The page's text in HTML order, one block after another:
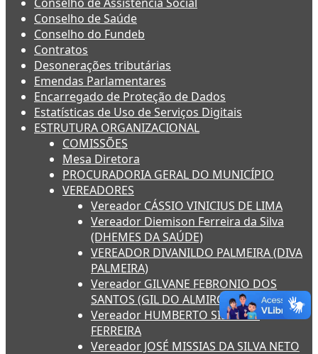
Conselho de Saúde
Conselho do Fundeb
Contratos
Desonerações tributárias
Emendas Parlamentares
Encarregado de Proteção de Dados
Estatísticas de Uso de Serviços Digitais
ESTRUTURA ORGANIZACIONAL
COMISSÕES
Mesa Diretora
PROCURADORIA GERAL DO MUNICÍPIO
VEREADORES
Vereador CÁSSIO VINICIUS DE LIMA
Vereador Diemison Ferreira da Silva
(DHEMES DA SAÚDE)
VEREADOR DIVANILDO PALMEIRA (DIVA
PALMEIRA)
Vereador GILVANE FEBRONIO DOS
SANTOS (GIL DO ALMIRO)
Vereador HUMBERTO SILVÉRIO
FERREIRA
Vereador JOSÉ MISSIAS DA SILVA NETO